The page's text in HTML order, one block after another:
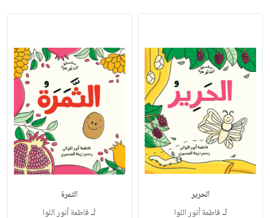
الحرير
لـفاطمة أنور اللوا
الثمرة
لـفاطمة أنور اللوا